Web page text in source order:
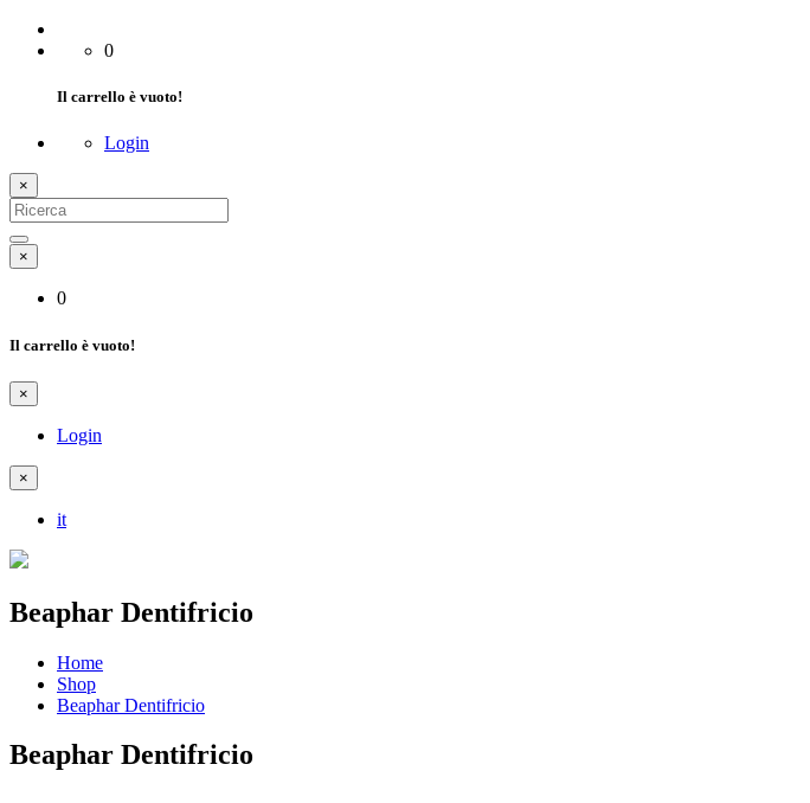
0
Il carrello è vuoto!
Login
×
×
0
Il carrello è vuoto!
×
Login
×
it
Beaphar Dentifricio
Home
Shop
Beaphar Dentifricio
Beaphar Dentifricio